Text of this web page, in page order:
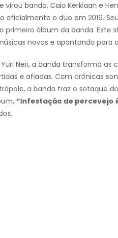
virou banda, Caio Kerklaan e
oficialmente o duo em 2019.
primeiro álbum da banda. Este
novas e apontando para
Neri, a banda transforma as
e afiadas. Com crônicas
a banda traz o sotaque
“Infestação de percevejo